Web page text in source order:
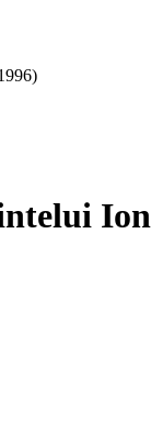
Ion